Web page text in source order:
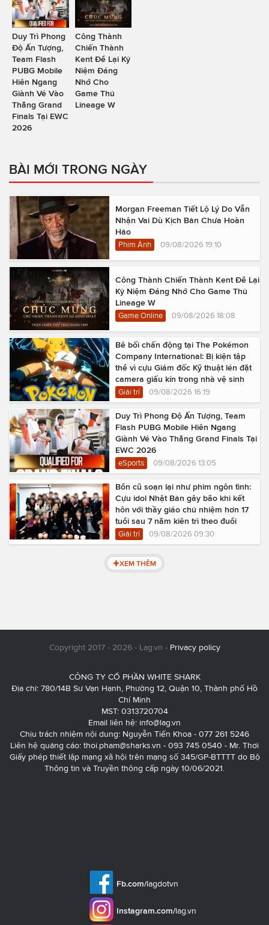
Duy Trì Phong
Độ Ấn Tượng,
Team Flash
PUBG Mobile
Hiên Ngang
Giành Vé Vào
Thẳng Grand
Finals Tại EWC
2026
Công Thành
Chiến Thành
Kent Để Lại Kỷ
Niệm Đáng
Nhớ Cho
Game Thủ
Lineage W
BÀI MỚI TRONG NGÀY
Morgan Freeman Tiết Lộ Lý Do Vẫn
Nhận Vai Dù Kịch Bản Chưa Hoàn
Hảo
Phim Ảnh 09/08/2026 19:10
Công Thành Chiến Thành Kent Để Lại
Kỷ Niệm Đáng Nhớ Cho Game Thủ
Lineage W
Game Online 09/08/2026 18:08
Bê bối chấn động tại The Pokémon
Company International: Bị kiện tập
thể vì cựu Giám đốc Kỹ thuật lén đặt
camera giấu kín trong nhà vệ sinh
Giải trí 09/08/2026 16:19
Duy Trì Phong Độ Ấn Tượng, Team
Flash PUBG Mobile Hiên Ngang
Giành Vé Vào Thẳng Grand Finals Tại
EWC 2026
eSports 09/08/2026 13:05
Bổn cũ soạn lại như phim ngôn tình:
Cựu idol Nhật Bản gây bão khi kết
hôn với thầy giáo chủ nhiệm hơn 17
tuổi sau 7 năm kiên trì theo đuổi
Giải trí 09/08/2026 09:30
XEM THÊM
Copyright 2017 - 2026 - Lag.vn - Privacy policy
CÔNG TY CỔ PHẦN WHITE SHARK
Địa chỉ: 780/14B Sư Vạn Hạnh, Phường 12, Quận 10, Thành phố Hồ
Chí Minh
MST: 0313720704
Email liên hệ: info@lag.vn
Chịu trách nhiệm nội dung: Nguyễn Tiến Khoa - 077 261 5246
Liên hệ quảng cáo: thoi.pham@sharks.vn - 093 745 0540 - Mr. Thơi
Giấy phép thiết lập mạng xã hội trên mạng số 345/GP-BTTTT do Bộ
Thông tin và Truyền thông cấp ngày 10/06/2021.
Fb.com/lagdotvn
Instagram.com/lag.vn